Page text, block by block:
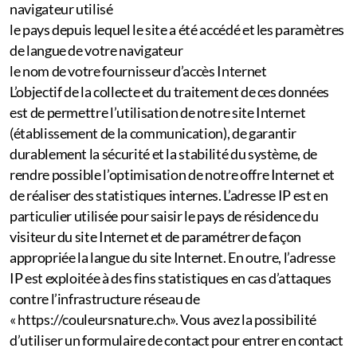
navigateur utilisé
le pays depuis lequel le site a été accédé et les paramètres
de langue de votre navigateur
le nom de votre fournisseur d’accès Internet
L’objectif de la collecte et du traitement de ces données
est de permettre l’utilisation de notre site Internet
(établissement de la communication), de garantir
durablement la sécurité et la stabilité du système, de
rendre possible l’optimisation de notre offre Internet et
de réaliser des statistiques internes. L’adresse IP est en
particulier utilisée pour saisir le pays de résidence du
visiteur du site Internet et de paramétrer de façon
appropriée la langue du site Internet. En outre, l’adresse
IP est exploitée à des fins statistiques en cas d’attaques
contre l’infrastructure réseau de
« https://couleursnature.ch». Vous avez la possibilité
d’utiliser un formulaire de contact pour entrer en contact